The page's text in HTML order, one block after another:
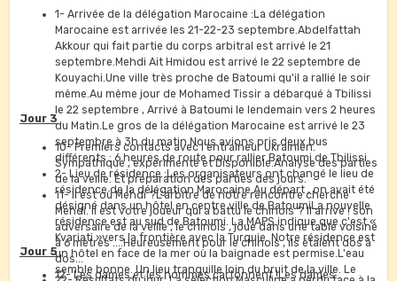
1- Arrivée de la délégation Marocaine :La délégation
Marocaine est arrivée les 21-22-23 septembre.Abdelfattah
Akkour qui fait partie du corps arbitral est arrivé le 21
septembre.Mehdi Ait Hmidou est arrivé le 22 septembre de
Kouyachi.Une ville très proche de Batoumi qu'il a rallié le soir
même.Au même jour de Mohamed Tissir a débarqué à Tbilissi
le 22 septembre , Arrivé à Batoumi le lendemain vers 2 heures
du Matin.Le gros de la délégation Marocaine est arrivé le 23
septembre à 3h du matin.Nous avions pris deux bus
différents : 6 heures de route pour rallier Batoumi de Tbilissi.
2- Lieu de résidence :Les organisateurs ont changé le lieu de
résidence de la délégation Marocaine.Au départ , on avait été
désigné dans un hôtel en centre ville de BatoumiLa nouvelle
résidence est au sud de Batoumi. La MAPS indique que c'est «
Kvariati »vers la frontière avec la Turquie. Notre résidence est
un hôtel en face de la mer où la baignade est permise.L'eau
semble bonne. Un lieu tranquille loin du bruit de la ville. Le
Jour 3
10- Premiers contacts avec l'entraîneur Ukrainien.
Sympathique , expérimenté et Disponible.Analyse des parties
de la veille. Et préparation des parties des jours.
11- Il est où Mehdi ?L'arbitre de notre rencontre cherche
Mehdi. Il est votre joueur qui a battu le chinois ? Il arrive ! son
adversaire de la veille , le chinois , joue dans une table voisine
à 6 mètres ....Heureusement pour le chinois , ils étaient dos à
dos...
12- Les dames et les hommes cartonnent !Les dames
Jour 5